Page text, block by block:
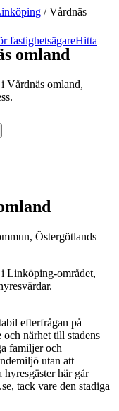
fastighetsägareHitta
/Vårdnäs
omland
Vårdnäs omland,
Östergötlands
i Linköping-området,
efterfrågan på
och närhet till stadens
familjer och
utan att
här går
tack vare den stadiga